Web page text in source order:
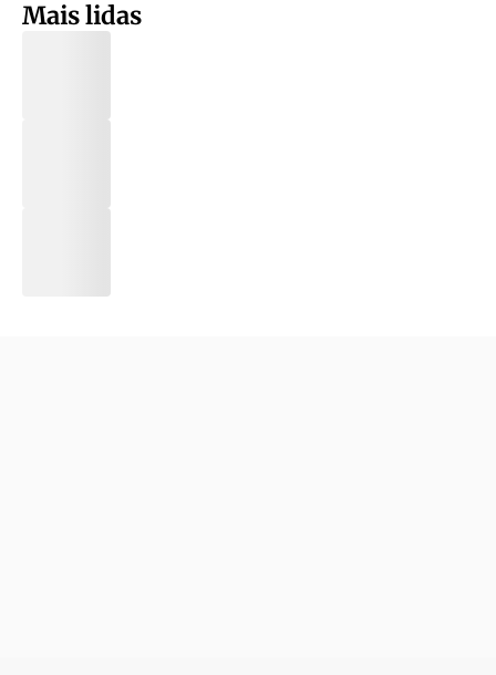
Mais lidas